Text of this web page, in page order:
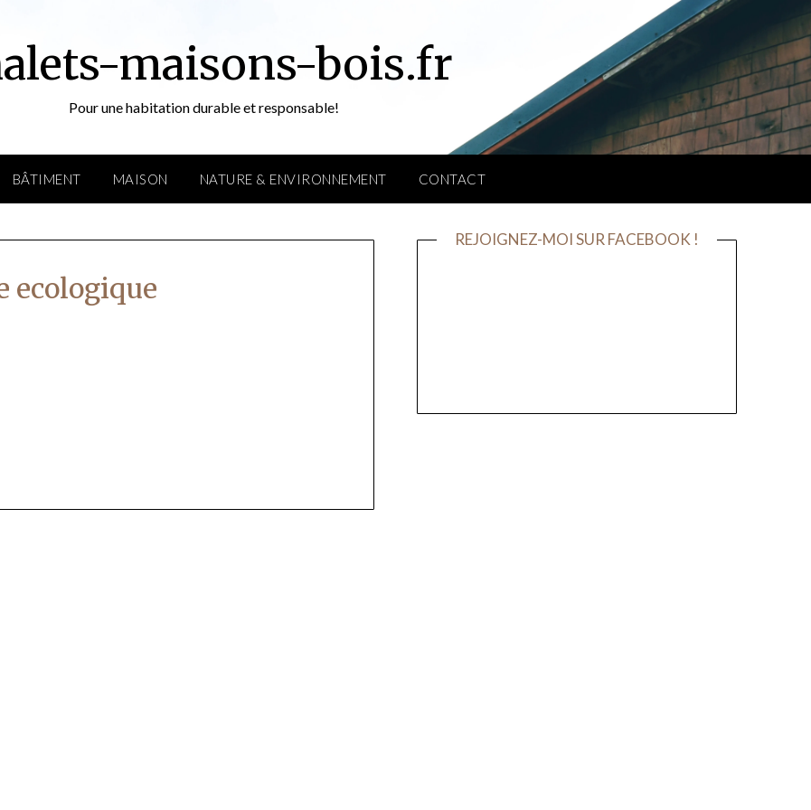
maisons-bois.fr
Pour une habitation durable et responsable!
BÂTIMENT MAISON NATURE & ENVIRONNEMENT CONTACT
ecologique
REJOIGNEZ-MOI SUR FACEBOOK !